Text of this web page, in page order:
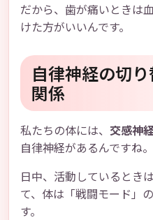
だから、歯が痛いときは
けた方がいいんです。
自律神経の切
関係
私たちの体には、 交感神
自律神経があるんですね。
日中、活動しているとき
て、体は「戦闘モード」
す。